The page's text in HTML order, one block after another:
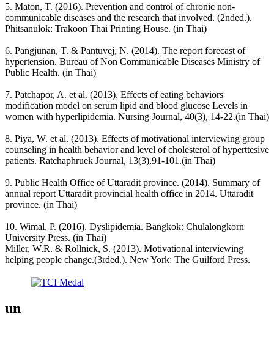
5. Maton, T. (2016). Prevention and control of chronic non-
communicable diseases and the research that involved. (2nded.).
Phitsanulok: Trakoon Thai Printing House. (in Thai)
6. Pangjunan, T. & Pantuvej, N. (2014). The report forecast of
hypertension. Bureau of Non Communicable Diseases Ministry of
Public Health. (in Thai)
7. Patchapor, A. et al. (2013). Effects of eating behaviors
modification model on serum lipid and blood glucose Levels in
women with hyperlipidemia. Nursing Journal, 40(3), 14-22.(in Thai)
8. Piya, W. et al. (2013). Effects of motivational interviewing group
counseling in health behavior and level of cholesterol of hyperttesive
patients. Ratchaphruek Journal, 13(3),91-101.(in Thai)
9. Public Health Office of Uttaradit province. (2014). Summary of
annual report Uttaradit provincial health office in 2014. Uttaradit
province. (in Thai)
10. Wimal, P. (2016). Dyslipidemia. Bangkok: Chulalongkorn
University Press. (in Thai)
Miller, W.R. & Rollnick, S. (2013). Motivational interviewing
helping people change.(3rded.). New York: The Guilford Press.
un